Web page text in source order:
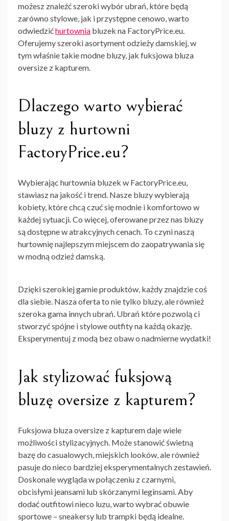
możesz znaleźć szeroki wybór ubrań, które będą
zarówno stylowe, jak i przystępne cenowo, warto
odwiedzićhurtownia bluzek na FactoryPrice.eu.
Oferujemy szeroki asortyment odzieży damskiej, w
tym właśnie takie modne bluzy, jak fuksjowa bluza
oversize z kapturem.
Dlaczego warto wybierać
bluzy z hurtowni
FactoryPrice.eu?
Wybierając hurtownia bluzek w FactoryPrice.eu,
stawiasz na jakość i trend. Nasze bluzy wybierają
kobiety, które chcą czuć się modnie i komfortowo w
każdej sytuacji. Co więcej, oferowane przez nas bluzy
są dostępne w atrakcyjnych cenach. To czyni naszą
hurtownię najlepszym miejscem do zaopatrywania się
w modną odzież damską.
Dzięki szerokiej gamie produktów, każdy znajdzie coś
dla siebie. Nasza oferta to nie tylko bluzy, ale również
szeroka gama innych ubrań. Ubrań które pozwolą ci
stworzyć spójne i stylowe outfity na każdą okazję.
Eksperymentuj z modą bez obaw o nadmierne wydatki!
Jak stylizować fuksjową
bluzę oversize z kapturem?
Fuksjowa bluza oversize z kapturem daje wiele
możliwości stylizacyjnych. Może stanowić świetną
bazę do casualowych, miejskich looków, ale również
pasuje do nieco bardziej eksperymentalnych zestawień.
Doskonale wygląda w połączeniu z czarnymi,
obcisłymi jeansami lub skórzanymi leginsami. Aby
dodać outfitowi nieco luzu, warto wybrać obuwie
sportowe – sneakersy lub trampki będą idealne.